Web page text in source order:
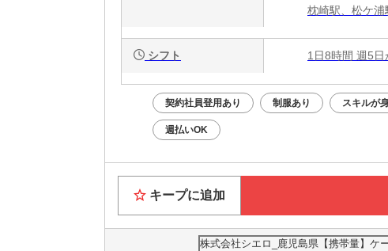
枕崎駅、松ケ浦
シフト 1日8時間 週5日
契約社員登用あり 制服あり スキルが
週払いOK
キープに追加
株式会社シエロ_鹿児島県【携帯量】ケ